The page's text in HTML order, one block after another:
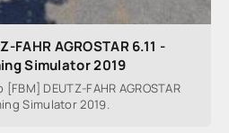
FAHR AGROSTAR 6.11 -
Simulator 2019
DEUTZ-FAHR AGROSTAR
Simulator 2019.